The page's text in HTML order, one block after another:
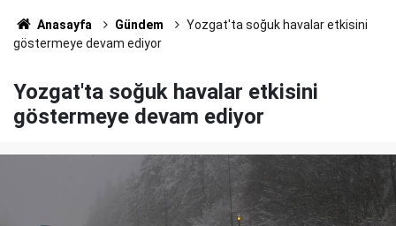
Anasayfa Gündem
Yozgat'ta soğuk havalar etkisini
göstermeye devam ediyor
Yozgat'ta soğuk havalar etkisini
göstermeye devam ediyor